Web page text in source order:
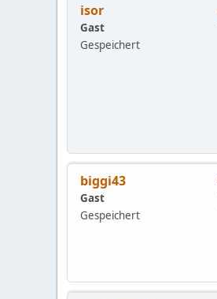
isor
Gast
Gespeichert
biggi43
Gast
Gespeichert